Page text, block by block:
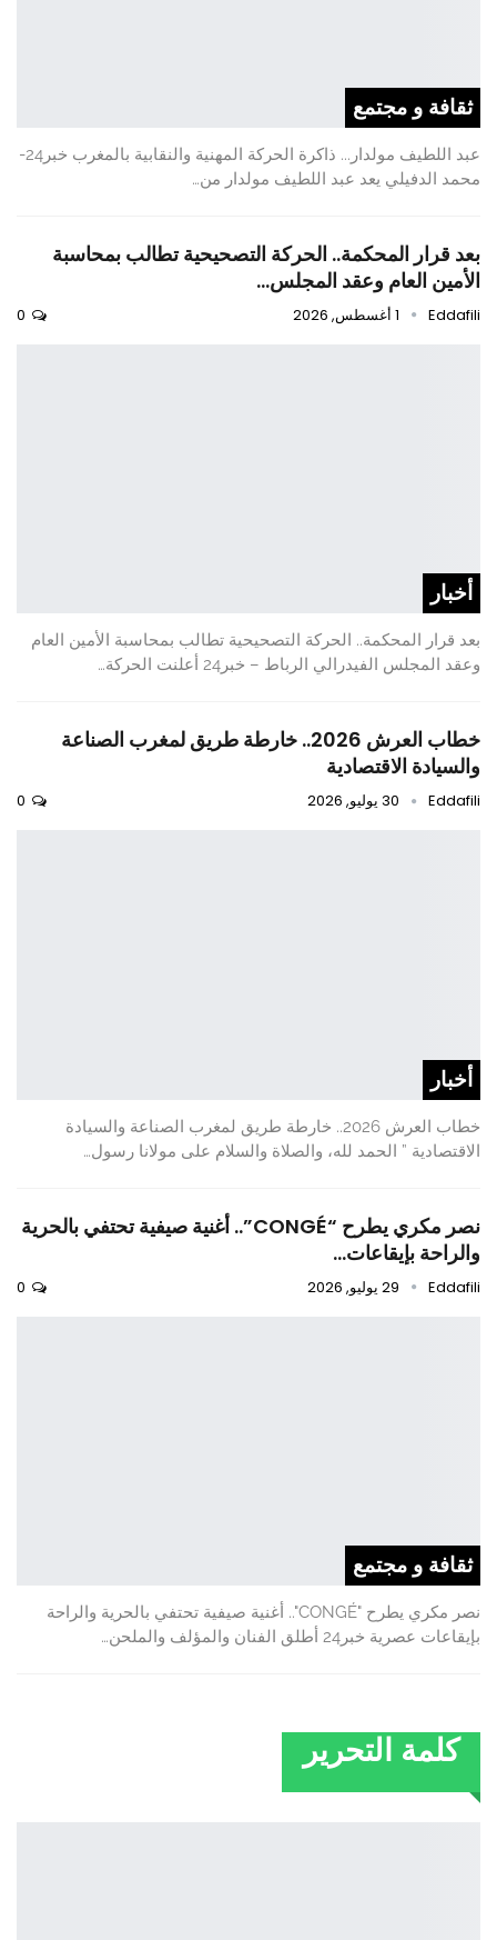
ثقافة و مجتمع
عبد اللطيف مولدار... ذاكرة الحركة المهنية والنقابية بالمغرب خبر24-
محمد الدفيلي يعد عبد اللطيف مولدار من…
بعد قرار المحكمة.. الحركة التصحيحية تطالب بمحاسبة
الأمين العام وعقد المجلس…
Eddafili 1 أغسطس, 2026
أخبار
بعد قرار المحكمة.. الحركة التصحيحية تطالب بمحاسبة الأمين العام
وعقد المجلس الفيدرالي الرباط – خبر24 أعلنت الحركة…
خطاب العرش 2026.. خارطة طريق لمغرب الصناعة
والسيادة الاقتصادية
Eddafili 30 يوليو, 2026
أخبار
خطاب العرش 2026.. خارطة طريق لمغرب الصناعة والسيادة
الاقتصادية ” الحمد لله، والصلاة والسلام على مولانا رسول…
نصر مكري يطرح “CONGÉ”.. أغنية صيفية تحتفي بالحرية
والراحة بإيقاعات…
Eddafili 29 يوليو, 2026
ثقافة و مجتمع
نصر مكري يطرح "CONGÉ".. أغنية صيفية تحتفي بالحرية والراحة
بإيقاعات عصرية خبر24 أطلق الفنان والمؤلف والملحن…
كلمة التحرير